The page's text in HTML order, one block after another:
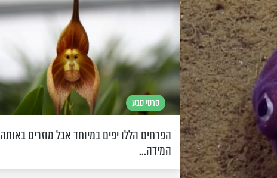
סרטי טבע
הפרחים הללו יפים במיוחד אבל מוזרים באותה
המידה...